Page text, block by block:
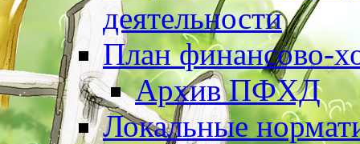
деятельности
План финансово-
Архив ПФХД
Локальные